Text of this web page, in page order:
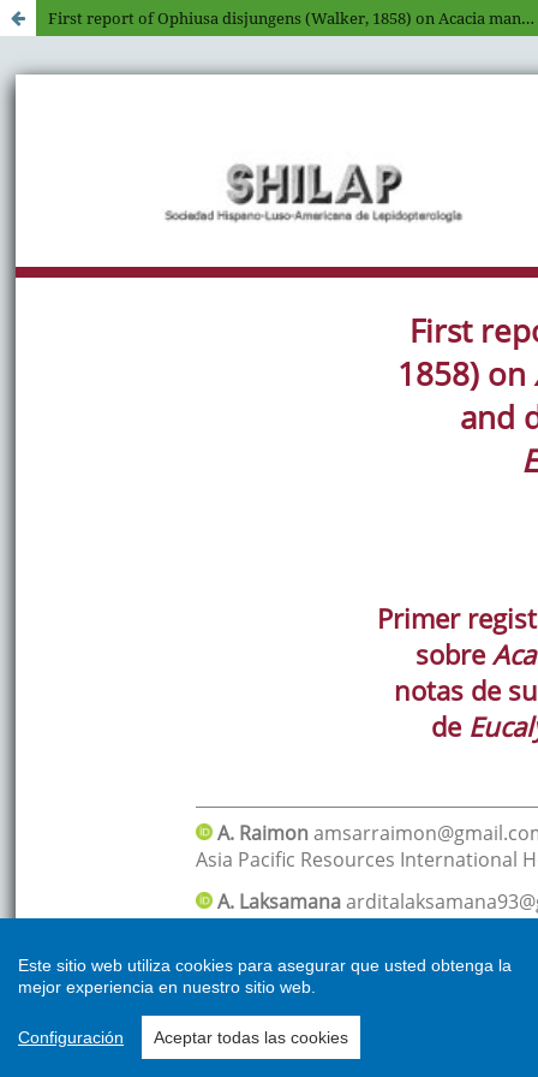
First report of Ophiusa disjungens (Walker, 1858) on Acacia mangium Willd. (Fabaceae), and damage and notes of its biology on Eucalyptus (Myrtaceae) commercial plantations in Sumatra, Indonesia (Lepidoptera: Erebidae)
Este sitio web utiliza cookies para asegurar que usted obtenga la
mejor experiencia en nuestro sitio web.
Configuración Aceptar todas las cookies